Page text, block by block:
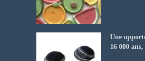
Une
16 000